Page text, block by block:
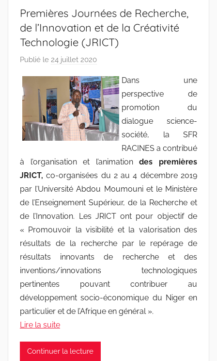
Premières Journées de Recherche,
de l’Innovation et de la Créativité
Technologie (JRICT)
Publié le 24 juillet 2020
r
r
a
c
i
e
s
-
p
Dans une
perspective de
promotion du
dialogue science-
société, la SFR
RACINES a contribué
à l’organisation et l’animationdes premières
JRICT,co-organisées du 2 au 4 décembre 2019
par l’Université Abdou Moumouni et le Ministère
de l’Enseignement Supérieur, de la Recherche et
de l’Innovation. Les JRICT ont pour objectif de
« Promouvoir la visibilité et la valorisation des
résultats de la recherche par le repérage de
résultats innovants de recherche et des
inventions/innovations technologiques
pertinentes pouvant contribuer au
développement socio-économique du Niger en
particulier et de l’Afrique en général ».
Lire la suite
Continuer la lecture